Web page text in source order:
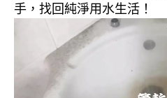
手，找回純淨用水生活！